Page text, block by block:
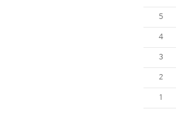
5
4
3
2
1